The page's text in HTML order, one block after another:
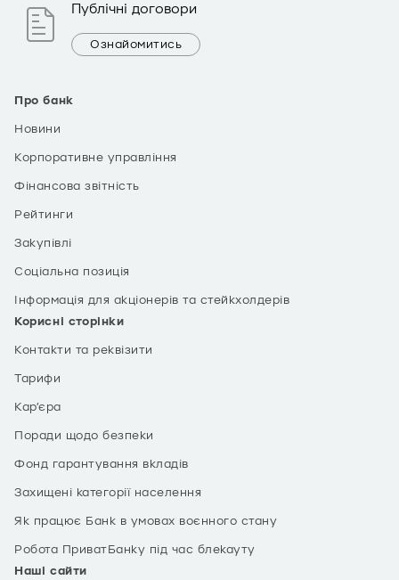
Про банк
Новини
Корпоративне управління
Фінансова звітність
Рейтинги
Закупівлі
Соціальна позиція
Інформація для акціонерів та стейкхолдерів
Корисні сторінки
Контакти та реквізити
Тарифи
Кар’єра
Поради щодо безпеки
Фонд гарантування вкладів
Захищені категорії населення
Як працює Банк в умовах воєнного стану
Робота ПриватБанку під час блекауту
Наші сайти
Публічні договори
Ознайомитись